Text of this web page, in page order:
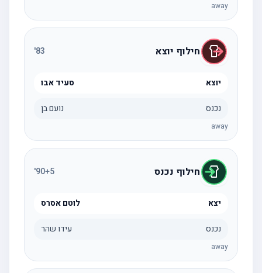
away
חילוף יוצא 83
'
יוצא סעיד אבו
נכנס נועם בן
away
חילוף נכנס 90+5
'
יצא לוטם אסרס
נכנס עידו שהר
away